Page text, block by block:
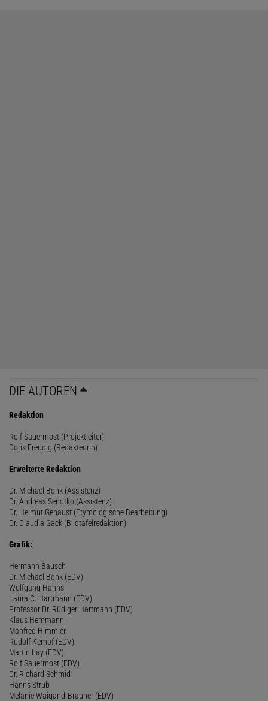
DIE AUTOREN
Redaktion
Rolf Sauermost (Projektleiter)
Doris Freudig (Redakteurin)
Erweiterte Redaktion
Dr. Michael Bonk (Assistenz)
Dr. Andreas Sendtko (Assistenz)
Dr. Helmut Genaust (Etymologische Bearbeitung)
Dr. Claudia Gack (Bildtafelredaktion)
Grafik:
Hermann Bausch
Dr. Michael Bonk (EDV)
Wolfgang Hanns
Laura C. Hartmann (EDV)
Professor Dr. Rüdiger Hartmann (EDV)
Klaus Hemmann
Manfred Himmler
Rudolf Kempf (EDV)
Martin Lay (EDV)
Rolf Sauermost (EDV)
Dr. Richard Schmid
Hanns Strub
Melanie Waigand-Brauner (EDV)